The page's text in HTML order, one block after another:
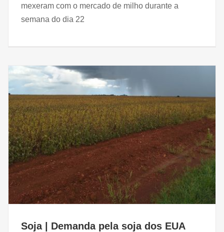
mexeram com o mercado de milho durante a
semana do dia 22
Soja | Demanda pela soja dos EUA